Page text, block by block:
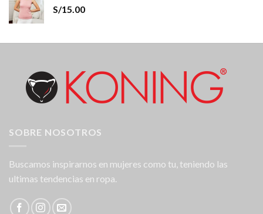
S/15.00
SOBRE NOSOTROS
Buscamos inspirarnos en mujeres como tu, teniendo las
ultimas tendencias en ropa.